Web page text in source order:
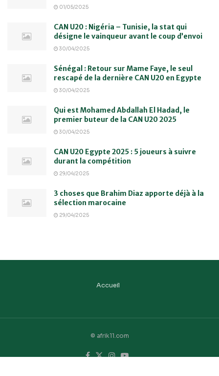
01/05/2025
CAN U20 : Nigéria – Tunisie, la stat qui
désigne le vainqueur avant le coup d’envoi
30/04/2025
Sénégal : Retour sur Mame Faye, le seul
rescapé de la dernière CAN U20 en Egypte
30/04/2025
Qui est Mohamed Abdallah El Hadad, le
premier buteur de la CAN U20 2025
30/04/2025
CAN U20 Egypte 2025 : 5 joueurs à suivre
durant la compétition
29/04/2025
3 choses que Brahim Diaz apporte déjà à la
sélection marocaine
29/04/2025
Accueil
© afrik11.com